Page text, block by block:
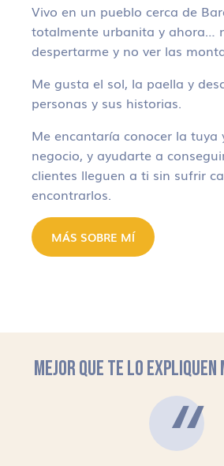
Vivo en un pueblo cerca de
totalmente urbanita y ahora…
despertarme y no ver las
Me gusta el sol, la paella y
personas y sus historias.
Me encantaría conocer la tuya
negocio, y ayudarte a
clientes lleguen a ti sin sufrir
encontrarlos.
MÁS SOBRE MÍ
MEJOR QUE TE LO